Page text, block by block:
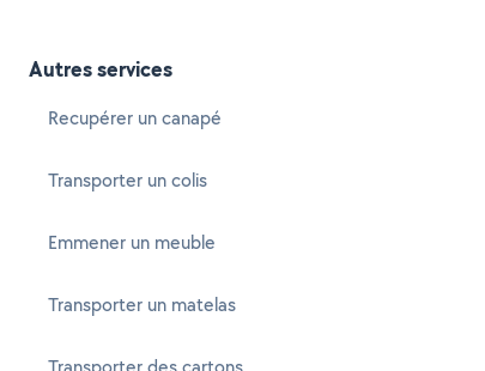
Autres services
Recupérer un canapé
Transporter un colis
Emmener un meuble
Transporter un matelas